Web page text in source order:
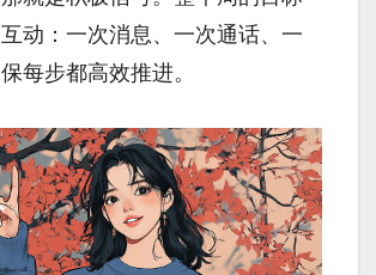
动：一次消息、一次通话、一
每步都高效推进。